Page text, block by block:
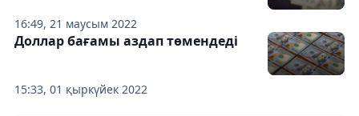
16:49, 21 маусым 2022
15:33, 01 қыркүйек 2022
Доллар бағамы аздап төмендеді